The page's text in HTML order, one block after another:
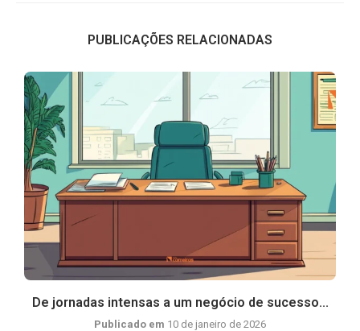
PUBLICAÇÕES RELACIONADAS
De jornadas intensas a um negócio de sucesso...
Publicado em 10 de janeiro de 2026